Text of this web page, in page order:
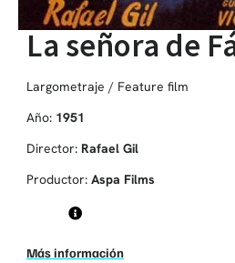
La señora de
Largometraje / Feature film
Año: 1951
Director: Rafael Gil
Productor: Aspa Films
Más información